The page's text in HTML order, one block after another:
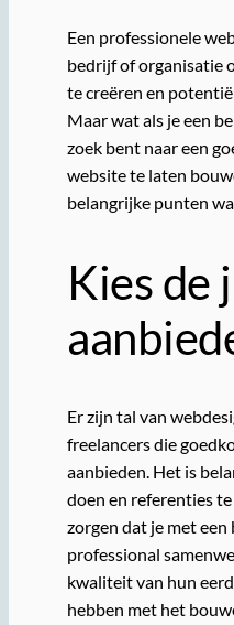
Een professionele
bedrijf of organisatie
te creëren en
Maar wat als je een
zoek bent naar een
website te laten
belangrijke punten
Kies de
Er zijn tal van
freelancers die
aanbieden. Het is
doen en referenties
zorgen dat je met
professional
kwaliteit van hun
hebben met het